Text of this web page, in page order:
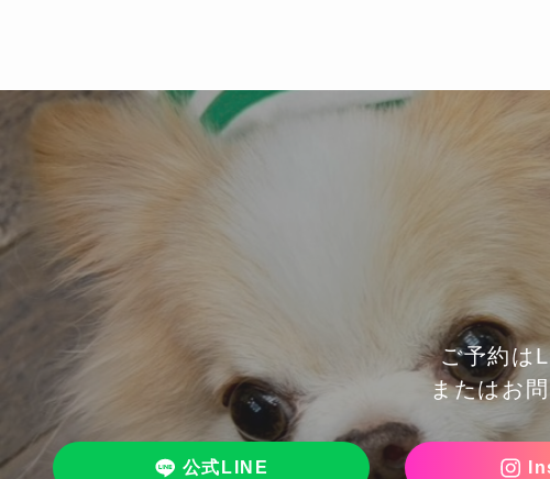
ご予約は
またはお
公式LINE